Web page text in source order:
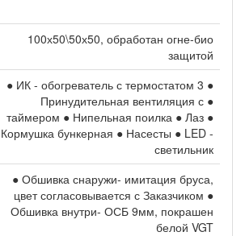
100х50\50х50, обработан огне-био
защитой
● ИК - обогреватель с термостатом 3 ●
Принудительная вентиляция с ●
таймером ● Нипельная поилка ● Лаз ●
Кормушка бункерная ● Насесты ● LED -
светильник
● Обшивка снаружи- имитация бруса,
цвет согласовывается с Заказчиком ●
Обшивка внутри- ОСБ 9мм, покрашен
белой VGT